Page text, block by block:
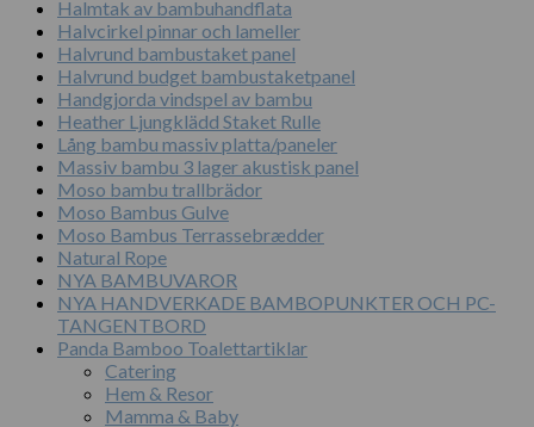
Halmtak av bambuhandflata
Halvcirkel pinnar och lameller
Halvrund bambustaket panel
Halvrund budget bambustaketpanel
Handgjorda vindspel av bambu
Heather Ljungklädd Staket Rulle
Lång bambu massiv platta/paneler
Massiv bambu 3 lager akustisk panel
Moso bambu trallbrädor
Moso Bambus Gulve
Moso Bambus Terrassebrædder
Natural Rope
NYA BAMBUVAROR
NYA HANDVERKADE BAMBOPUNKTER OCH PC-
TANGENTBORD
Panda Bamboo Toalettartiklar
Catering
Hem & Resor
Mamma & Baby